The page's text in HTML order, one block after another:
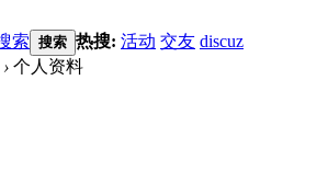
索 搜索 热搜: 活动 交友 discuz
› 个人资料